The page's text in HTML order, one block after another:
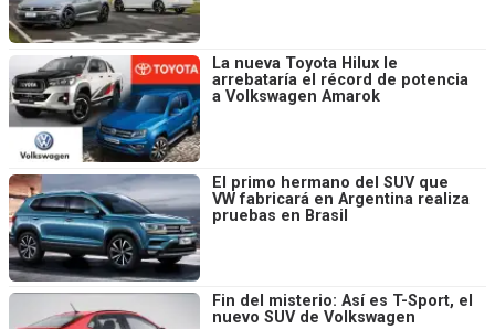
La nueva Toyota Hilux le
arrebataría el récord de potencia
a Volkswagen Amarok
El primo hermano del SUV que
VW fabricará en Argentina realiza
pruebas en Brasil
Fin del misterio: Así es T-Sport, el
nuevo SUV de Volkswagen